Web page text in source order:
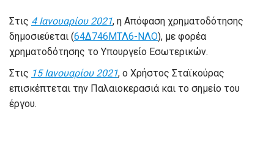
Στις 4 Ιανουαρίου 2021, η Απόφαση χρηματοδότησης
δημοσιεύεται (64Δ746ΜΤΛ6-ΝΛΟ), με φορέα
χρηματοδότησης το Υπουργείο Εσωτερικών.
Στις 15 Ιανουαρίου 2021, ο Χρήστος Σταϊκούρας
επισκέπτεται την Παλαιοκερασιά και το σημείο του
έργου.